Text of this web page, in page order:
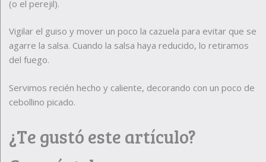
(o el perejil).
Vigilar el guiso y mover un poco la cazuela para evitar que se
agarre la salsa. Cuando la salsa haya reducido, lo retiramos
del fuego.
Servimos recién hecho y caliente, decorando con un poco de
cebollino picado.
¿Te gustó este artículo?